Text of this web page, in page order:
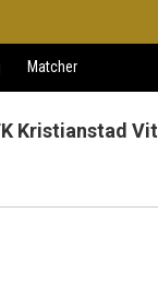
Matcher
Kristianstad Vit